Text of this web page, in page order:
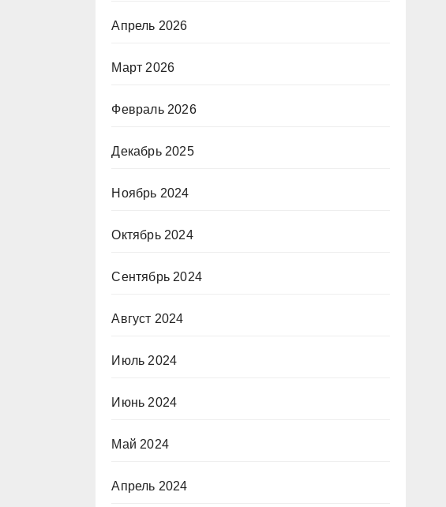
Апрель 2026
Март 2026
Февраль 2026
Декабрь 2025
Ноябрь 2024
Октябрь 2024
Сентябрь 2024
Август 2024
Июль 2024
Июнь 2024
Май 2024
Апрель 2024